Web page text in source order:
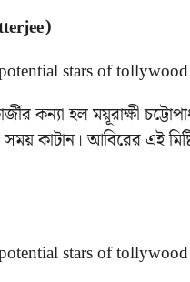
কন্যা হল ময়ূরাক্ষী
কাটান। আবিরের এই